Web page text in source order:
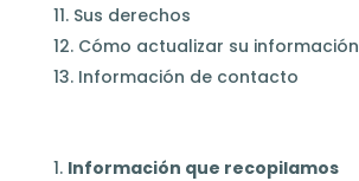
Sus derechos
Cómo actualizar su información
Información de contacto
Información que recopilamos